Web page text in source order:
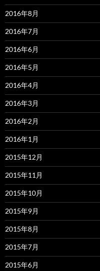
2016年8月
2016年7月
2016年6月
2016年5月
2016年4月
2016年3月
2016年2月
2016年1月
2015年12月
2015年11月
2015年10月
2015年9月
2015年8月
2015年7月
2015年6月